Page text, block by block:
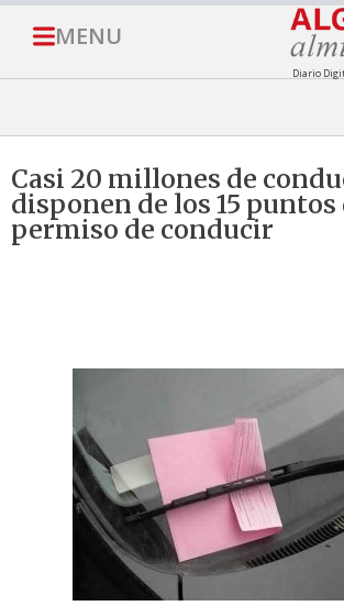
MENU
Diario
Casi 20 millones de
disponen de los 15 puntos
permiso de conducir